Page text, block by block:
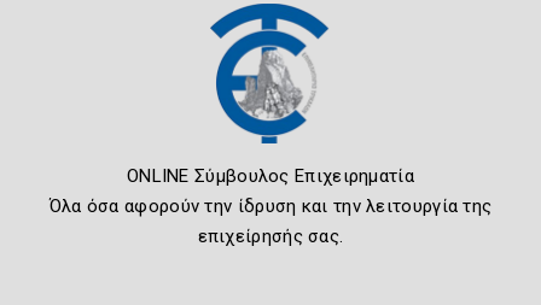
ONLINE Σύμβουλος Επιχειρηματία
Όλα όσα αφορούν την ίδρυση και την λειτουργία της
επιχείρησής σας.